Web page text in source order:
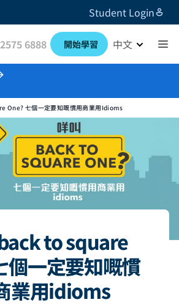
Student Login
6888 開始學習 中文
One? 七個一定要知嘅慣用商業用idioms
to square
個一定要知嘅慣
業用idioms